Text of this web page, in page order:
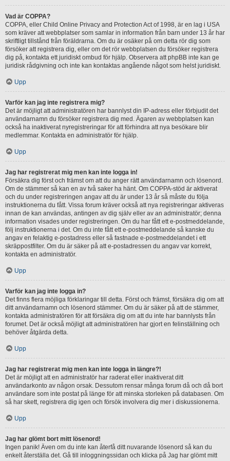
Vad är COPPA?
COPPA, eller Child Online Privacy and Protection Act of 1998, är en lag i USA
som kräver att webbplatser som samlar in information från barn under 13 år har
skriftligt tillstånd från föräldrarna. Om du är osäker på om detta rör dig som
försöker att registrera dig, eller om det rör webbplatsen du försöker registrera
dig på, kontakta ett juridiskt ombud för hjälp. Observera att phpBB inte kan ge
juridisk rådgivning och inte kan kontaktas angående något som helst juridiskt.
Upp
Varför kan jag inte registrera mig?
Det är möjligt att administratören har bannlyst din IP-adress eller förbjudit det
användarnamn du försöker registrera dig med. Ägaren av webbplatsen kan
också ha inaktiverat nyregistreringar för att förhindra att nya besökare blir
medlemmar. Kontakta en administratör för hjälp.
Upp
Jag har registrerat mig men kan inte logga in!
Försäkra dig först och främst om att du anger rätt användarnamn och lösenord.
Om de stämmer så kan en av två saker ha hänt. Om COPPA-stöd är aktiverat
och du under registreringen angav att du är under 13 år så måste du följa
instruktionerna du fått. Vissa forum kräver också att nya registreringar aktiveras
innan de kan användas, antingen av dig själv eller av an administratör; denna
information visades under registreringen. Om du har fått ett e-postmeddelande,
följ instruktionerna i det. Om du inte fått ett e-postmeddelande så kanske du
angav en felaktig e-postadress eller så fastnade e-postmeddelandet i ett
skräppostfilter. Om du är säker på att e-postadressen du angav var korrekt,
kontakta en administratör.
Upp
Varför kan jag inte logga in?
Det finns flera möjliga förklaringar till detta. Först och främst, försäkra dig om att
ditt användarnamn och lösenord stämmer. Om du är säker på att de stämmer,
kontakta administratören för att försäkra dig om att du inte har bannlysts från
forumet. Det är också möjligt att administratören har gjort en felinställning och
behöver åtgärda detta.
Upp
Jag har registrerat mig men kan inte logga in längre?!
Det är möjligt att en administratör har raderat eller inaktiverat ditt
användarkonto av någon orsak. Dessutom rensar många forum då och då bort
användare som inte postat på länge för att minska storleken på databasen. Om
så har skett, registrera dig igen och försök involvera dig mer i diskussionerna.
Upp
Jag har glömt bort mitt lösenord!
Ingen panik! Även om du inte kan återfå ditt nuvarande lösenord så kan du
enkelt återställa det. Gå till inloggningssidan och klicka på Jag har glömt mitt